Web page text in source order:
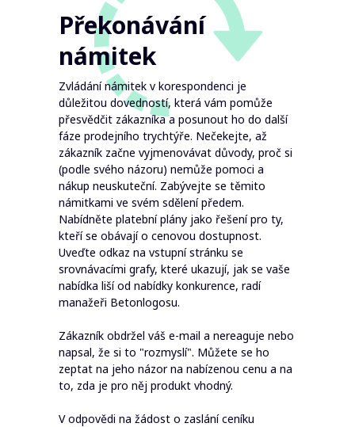
Zvládání námitek v korespondenci je
důležitou dovedností, která vám pomůže
přesvědčit zákazníka a posunout ho do další
fáze prodejního trychtýře. Nečekejte, až
zákazník začne vyjmenovávat důvody, proč si
(podle svého názoru) nemůže pomoci a
nákup neuskuteční. Zabývejte se těmito
námitkami ve svém sdělení předem.
Nabídněte platební plány jako řešení pro ty,
kteří se obávají o cenovou dostupnost.
Uveďte odkaz na vstupní stránku se
srovnávacími grafy, které ukazují, jak se vaše
nabídka liší od nabídky konkurence, radí
manažeři Betonlogosu.
Zákazník obdržel váš e-mail a nereaguje nebo
napsal, že si to "rozmyslí". Můžete se ho
zeptat na jeho názor na nabízenou cenu a na
to, zda je pro něj produkt vhodný.
V odpovědi na žádost o zaslání ceníku
Překonávání
námitek